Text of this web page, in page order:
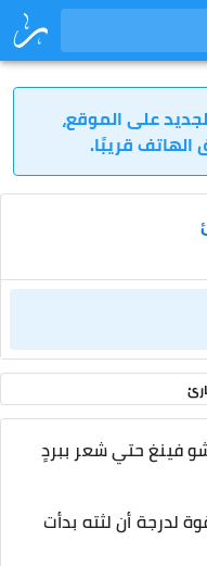
على الموقع،
قريبًا.
فينغ حتي شعر ببردٍ
لدرجة أن لثته بدأت